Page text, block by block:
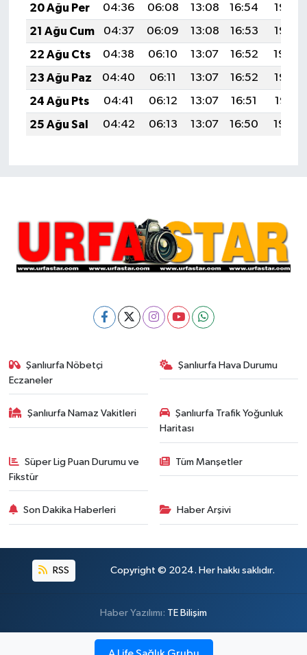
20 Ağu Per
04:36 06:08 13:08 16:54
19:57
21 Ağu Cum
04:37 06:09 13:08 16:53
19:56
22 Ağu Cts
04:38 06:10 13:07 16:52
19:54
23 Ağu Paz
04:40 06:11 13:07 16:52
19:53
24 Ağu Pts
04:41 06:12 13:07 16:51
19:51
25 Ağu Sal
04:42 06:13 13:07 16:50 19:50
Şanlıurfa Nöbetçi
Eczaneler
Şanlıurfa Hava Durumu
Şanlıurfa Namaz Vakitleri
Şanlıurfa Trafik Yoğunluk
Haritası
Süper Lig Puan Durumu ve
Fikstür
Tüm Manşetler
Son Dakika Haberleri Haber Arşivi
RSS Copyright © 2024. Her hakkı saklıdır.
Haber Yazılımı: TE Bilişim